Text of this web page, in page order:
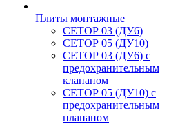
Плиты монтажные
CЕТОР 03 (ДУ6)
CЕТОР 05 (ДУ10)
CЕТОР 03 (ДУ6) с
предохранительным
клапаном
CЕТОР 05 (ДУ10) с
предохранительным
плапаном